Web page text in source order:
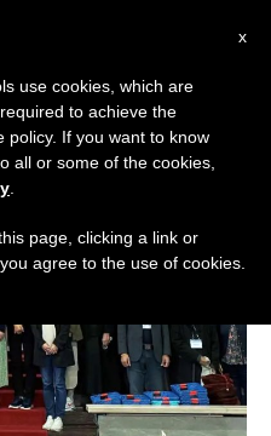
x
use cookies, which are
to achieve the
policy. If you want to know
all or some of the cookies,
page, clicking a link or
agree to the use of cookies.